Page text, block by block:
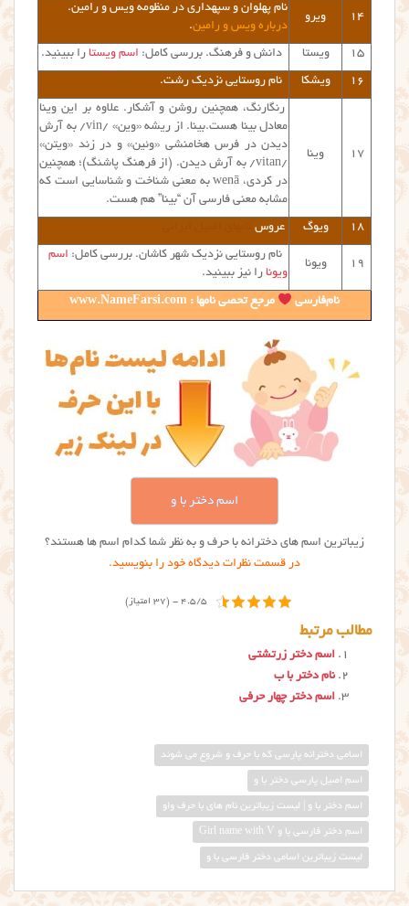
۱۴ ویرو
نام پهلوان و سپهداری در منظومه ویس و رامین.
درباره ویس و رامین.
۱۵ ویستا دانش و فرهنگ. بررسی کامل: اسم ویستا را ببینید.
۱۶ ویشکا نام روستایی نزدیک رشت.
۱۷ وینا
رنگارنگ، همچنین روشن و آشکار. علاوه بر این وینا
معادل بینا هست.بینا. از ریشه‌ «وین» /vin/ به آرش
دیدن در فرس هخامنشی «وئین» و در زند «ویتن»
/vitan/ به آرش دیدن. (از فرهنگ پاشنگ)؛ همچنین
در كردی، wenā به معنی شناخت و شناسایی است که
مشابه معنی فارسی آن “بینا” هم هست.
۱۸ ویوگ عروس
۱۹ ویونا
نام روستایی نزدیک شهر کاشان. بررسی کامل: اسم
ویونا را نیز ببینید.
نام‌فارسی مرجع تحصی نامها : www.NameFarsi.com
اسم دختر با و
زیباترین اسم های دخترانه با حرف و به نظر شما کدام اسم ها هستند؟
در قسمت نظرات دیدگاه خود را بنویسید.
4.5/5 - (37 امتیاز)
مطالب مرتبط
اسم دختر زرتشتی
نام دختر با ب
اسم دختر چهار حرفی
اسامی دخترانه پارسی که با حرف و شروع می شوند
اسم اصیل پارسی دختر با و
اسم دختر با و | لیست زیباترین نام های با حرف واو
اسم دختر فارسی با و Girl name with V
لیست زیباترین اسامی دختر فارسی با و